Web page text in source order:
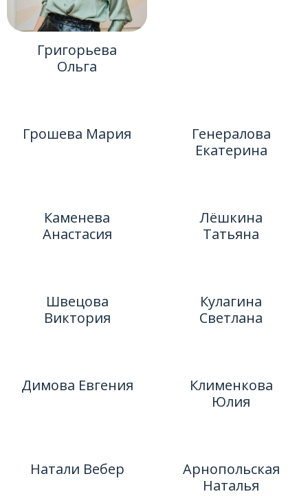
Григорьева
Ольга
Грошева Мария
Генералова
Екатерина
Каменева
Анастасия
Лёшкина
Татьяна
Швецова
Виктория
Кулагина
Светлана
Димова Евгения
Клименкова
Юлия
Натали Вебер
Арнопольская
Наталья